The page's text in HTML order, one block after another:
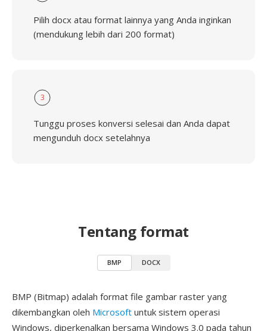
Pilih docx atau format lainnya yang Anda inginkan
(mendukung lebih dari 200 format)
3
Tunggu proses konversi selesai dan Anda dapat
mengunduh docx setelahnya
Tentang format
BMP DOCX
BMP (Bitmap) adalah format file gambar raster yang
dikembangkan oleh Microsoft untuk sistem operasi
Windows, diperkenalkan bersama Windows 3.0 pada tahun